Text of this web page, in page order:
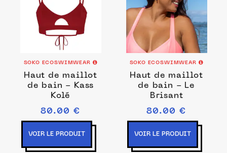
SOKO ECOSWIMWEAR
Haut de maillot
de bain - Kass
Kolé
80.00 €
VOIR LE PRODUIT
SOKO ECOSWIMWEAR
Haut de maillot
de bain - Le
Brisant
80.00 €
VOIR LE PRODUIT